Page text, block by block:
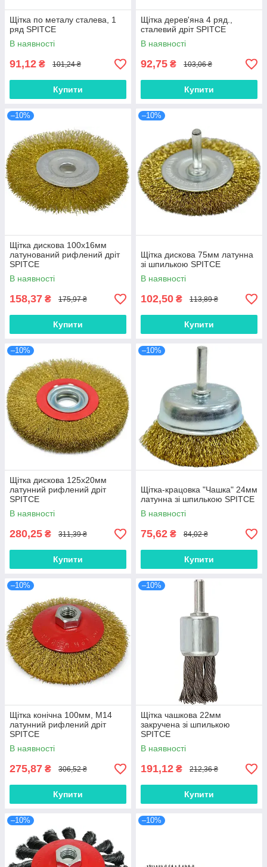
Щітка по металу сталева, 1
ряд SPITCE
В наявності
91,12 ₴ 101,24 ₴
Купити
Щітка дерев'яна 4 ряд.,
сталевий дріт SPITCE
В наявності
92,75 ₴ 103,06 ₴
Купити
–10%
Щітка дискова 100х16мм
латунований рифлений дріт
SPITCE
В наявності
158,37 ₴ 175,97 ₴
Купити
–10%
Щітка дискова 75мм латунна
зі шпилькою SPITCE
В наявності
102,50 ₴ 113,89 ₴
Купити
–10%
Щітка дискова 125х20мм
латунний рифлений дріт
SPITCE
В наявності
280,25 ₴ 311,39 ₴
Купити
–10%
Щітка-крацовка "Чашка" 24мм
латунна зі шпилькою SPITCE
В наявності
75,62 ₴ 84,02 ₴
Купити
–10%
Щітка конічна 100мм, М14
латунний рифлений дріт
SPITCE
В наявності
275,87 ₴ 306,52 ₴
Купити
–10%
Щітка чашкова 22мм
закручена зі шпилькою
SPITCE
В наявності
191,12 ₴ 212,36 ₴
Купити
–10% –10%